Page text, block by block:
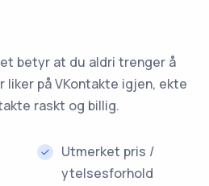
betyr at du aldri trenger å
liker på VKontakte igjen, ekte
raskt og billig.
Utmerket pris /
ytelsesforhold